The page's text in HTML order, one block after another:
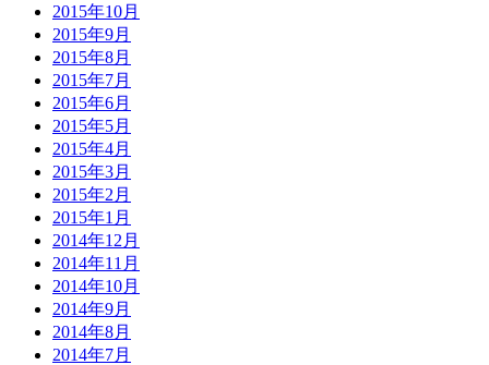
2015年10月
2015年9月
2015年8月
2015年7月
2015年6月
2015年5月
2015年4月
2015年3月
2015年2月
2015年1月
2014年12月
2014年11月
2014年10月
2014年9月
2014年8月
2014年7月